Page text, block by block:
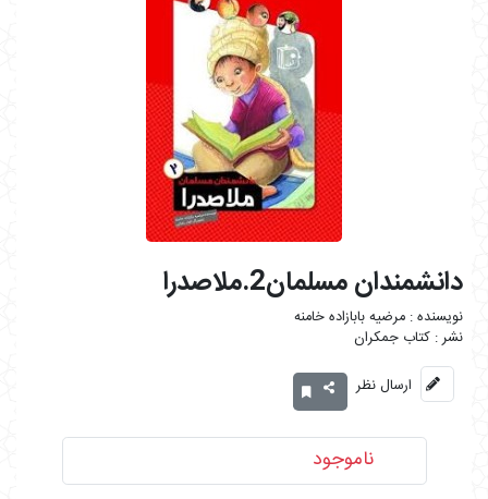
دانشمندان مسلمان2.ملاصدرا
مرضیه بابازاده خامنه
کتاب جمکران
ارسال نظر
ناموجود